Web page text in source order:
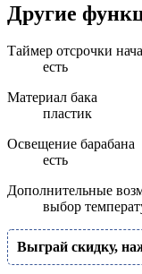
Другие
Таймер отсрочки
есть
Материал бака
пластик
Освещение барабана
есть
Дополнительные
выбор
Выграй скидку,